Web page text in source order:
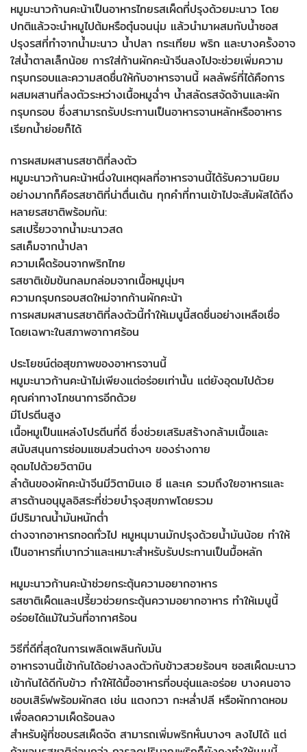
หมูมะนาวก้านคะน้าเป็นอาหารไทยรสเผ็ดที่ปรุงด้วยมะนาว โดย
ปกติแล้วจะนำหมูไปต้มหรือตุ๋นจนนุ่ม แล้วนำมาผสมกับน้ำซอส
ปรุงรสที่ทำจากน้ำมะนาว น้ำปลา กระเทียม พริก และบางครั้งอาจ
ใส่น้ำตาลเล็กน้อย การใส่ก้านผักคะน้าจีนลงไปจะช่วยเพิ่มความ
กรุบกรอบและความสดชื่นให้กับอาหารจานนี้ ผลลัพธ์ที่ได้คือการ
ผสมผสานที่ลงตัวระหว่างเนื้อหมูฉ่ำๆ น้ำสลัดรสจัดจ้านและผัก
กรุบกรอบ ซึ่งสามารถรับประทานเป็นอาหารจานหลักหรืออาหาร
เรียกน้ำย่อยก็ได้
การผสมผสานรสชาติที่ลงตัว
หมูมะนาวก้านคะน้าหนึ่งในเหตุผลที่อาหารจานนี้ได้รับความนิยม
อย่างมากก็คือรสชาติที่น่าตื่นเต้น ทุกคำที่ทานเข้าไปจะสัมผัสได้ถึง
หลายรสชาติพร้อมกัน:
รสเปรี้ยวจากน้ำมะนาวสด
รสเค็มจากน้ำปลา
ความเผ็ดร้อนจากพริกไทย
รสชาติเข้มข้นกลมกล่อมจากเนื้อหมูนุ่มๆ
ความกรุบกรอบสดใหม่จากก้านผักคะน้า
การผสมผสานรสชาติที่ลงตัวนี้ทำให้เมนูนี้สดชื่นอย่างเหลือเชื่อ
โดยเฉพาะในสภาพอากาศร้อน
ประโยชน์ต่อสุขภาพของอาหารจานนี้
หมูมะนาวก้านคะน้าไม่เพียงแต่อร่อยเท่านั้น แต่ยังอุดมไปด้วย
คุณค่าทางโภชนาการอีกด้วย
มีโปรตีนสูง
เนื้อหมูเป็นแหล่งโปรตีนที่ดี ซึ่งช่วยเสริมสร้างกล้ามเนื้อและ
สนับสนุนการซ่อมแซมส่วนต่างๆ ของร่างกาย
อุดมไปด้วยวิตามิน
ลำต้นของผักคะน้าจีนมีวิตามินเอ ซี และเค รวมถึงใยอาหารและ
สารต้านอนุมูลอิสระที่ช่วยบำรุงสุขภาพโดยรวม
มีปริมาณน้ำมันหนักต่ำ
ต่างจากอาหารทอดทั่วไป หมูหนุมานมักปรุงด้วยน้ำมันน้อย ทำให้
เป็นอาหารที่เบากว่าและเหมาะสำหรับรับประทานเป็นมื้อหลัก
หมูมะนาวก้านคะน้าช่วยกระตุ้นความอยากอาหาร
รสชาติเผ็ดและเปรี้ยวช่วยกระตุ้นความอยากอาหาร ทำให้เมนูนี้
อร่อยได้แม้ในวันที่อากาศร้อน
วิธีที่ดีที่สุดในการเพลิดเพลินกับมัน
อาหารจานนี้เข้ากันได้อย่างลงตัวกับข้าวสวยร้อนๆ ซอสเผ็ดมะนาว
เข้ากันได้ดีกับข้าว ทำให้ได้มื้ออาหารที่อบอุ่นและอร่อย บางคนอาจ
ชอบเสิร์ฟพร้อมผักสด เช่น แตงกวา กะหล่ำปลี หรือผักกาดหอม
เพื่อลดความเผ็ดร้อนลง
สำหรับผู้ที่ชอบรสเผ็ดจัด สามารถเพิ่มพริกหั่นบางๆ ลงไปได้ แต่